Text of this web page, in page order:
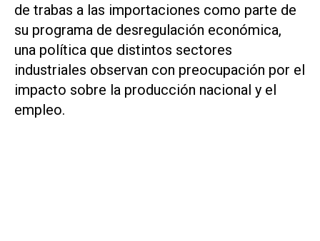
de trabas a las importaciones como parte de
su programa de desregulación económica,
una política que distintos sectores
industriales observan con preocupación por el
impacto sobre la producción nacional y el
empleo.